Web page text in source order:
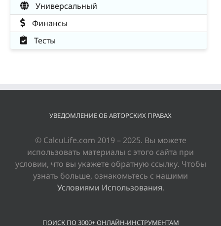
Универсальный
Финансы
Тесты
УВЕДОМЛЕНИЕ ОБ АВТОРСКИХ ПРАВАХ
© CalcuLife.com 2019 – 2025. Вы можете
использовать материалы с этого сайта при
условии, что вы укажете обратную ссылку. Чтобы
узнать больше, ознакомьтесь с нашими
Условиями Использования.
ПОИСК ПО 3000+ ОНЛАЙН-ИНСТРУМЕНТАМ